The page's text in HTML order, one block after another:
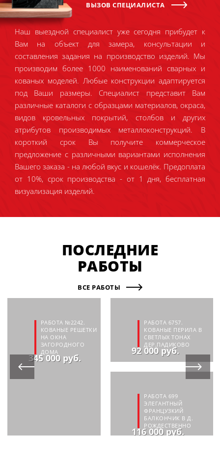
ВЫЗОВ СПЕЦИАЛИСТА
Наш выездной специалист уже сегодня прибудет к
Вам на объект для замера, консультации и
составления задания на производство изделий. Мы
производим более 1000 наименований сварных и
кованых моделей. Любые конструкции адаптируется
под Ваши размеры. Специалист представит Вам
различные каталоги с образцами материалов, окраса,
видов кровельных покрытий, столбов и других
атрибутов производимых металлоконструкций. В
короткий срок Вы получите коммерческое
предложение с различными вариантами исполнения
Вашего заказа - на любой вкус и кошелёк. Предоплата
от 10%, срок производства - от 1 дня, бесплатная
визуализация изделий.
ПОСЛЕДНИЕ
РАБОТЫ
ВСЕ РАБОТЫ
РАБОТА №2242.
КОВАНЫЕ РЕШЕТКИ
НА ОКНА
ЗАГОРОДНОГО
ДОМА
345 000 руб.
РАБОТА 6757.
КОВАНЫЕ ПЕРИЛА В
СВЕТЛЫХ ТОНАХ
ДЕР.ПАДИКОВО
92 000 руб.
РАБОТА 699
ЭЛЕГАНТНЫЙ
ФРАНЦУЗКИЙ
БАЛКОНЧИК В Д.
РОЖДЕСТВЕННО
116 000 руб.